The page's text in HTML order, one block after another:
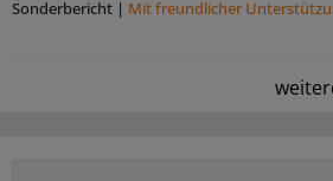
Sonderbericht | Mit freundlicher